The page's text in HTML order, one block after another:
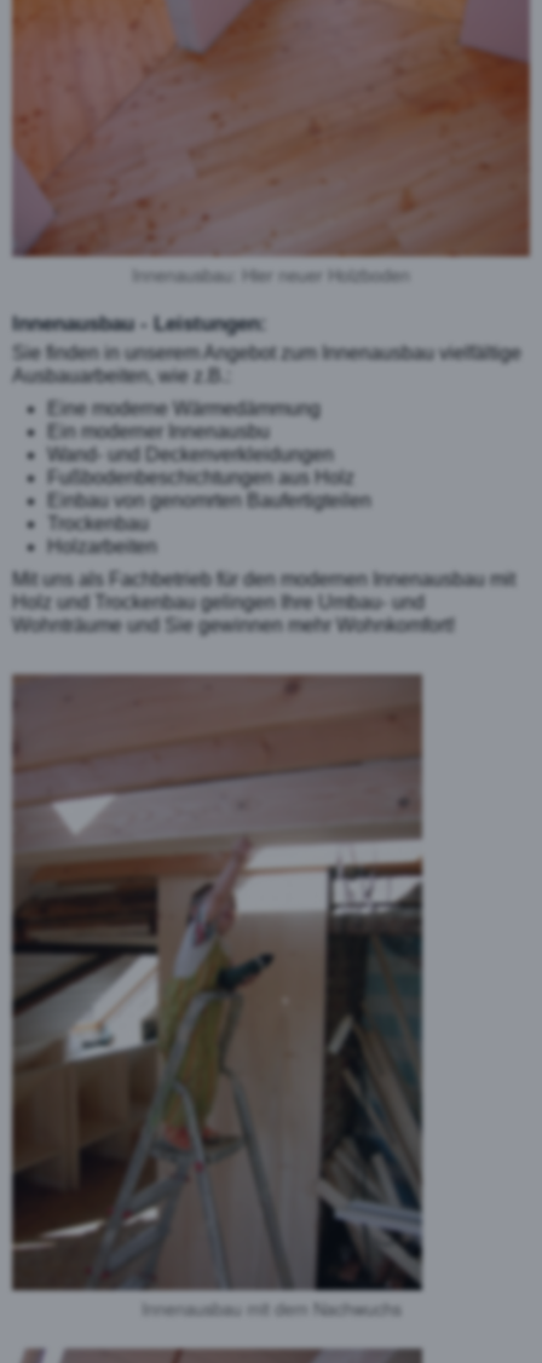
Innenausbau: Hier neuer Holzboden
Innenausbau - Leistungen:
Sie finden in unserem Angebot zum Innenausbau vielfältige
Ausbauarbeiten, wie z.B.:
Eine moderne Wärmedämmung
Ein moderner Innenausbu
Wand- und Deckenverkleidungen
Fußbodenbeschichtungen aus Holz
Einbau von genomrten Baufertigteilen
Trockenbau
Holzarbeiten
Mit uns als Fachbetrieb für den modernen Innenausbau mit
Holz und Trockenbau gelingen Ihre Umbau- und
Wohnträume und Sie gewinnen mehr Wohnkomfort!
Innenausbau mit dem Nachwuchs